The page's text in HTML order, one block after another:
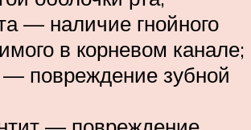
— наличие гнойного
в корневом канале;
— повреждение зубной